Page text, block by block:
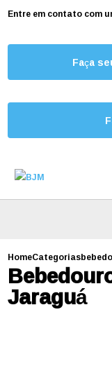
Entre em contato com
Faça
HomeCategorias
Jaraguá